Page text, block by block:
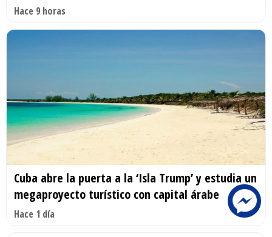
Hace 9 horas
Cuba abre la puerta a la ‘Isla Trump’ y estudia un
megaproyecto turístico con capital árabe
Hace 1 día